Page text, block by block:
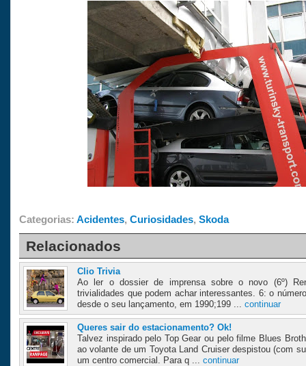
Categorias: Acidentes, Curiosidades, Skoda
Relacionados
Clio Trivia
Ao ler o dossier de imprensa sobre o novo (6º)
trivialidades que podem achar interessantes. 6: o
desde o seu lançamento, em 1990;199 ... continuar
Queres sair do estacionamento? Ok!
Talvez inspirado pelo Top Gear ou pelo filme Blues
ao volante de um Toyota Land Cruiser despistou (com
um centro comercial. Para q ... continuar